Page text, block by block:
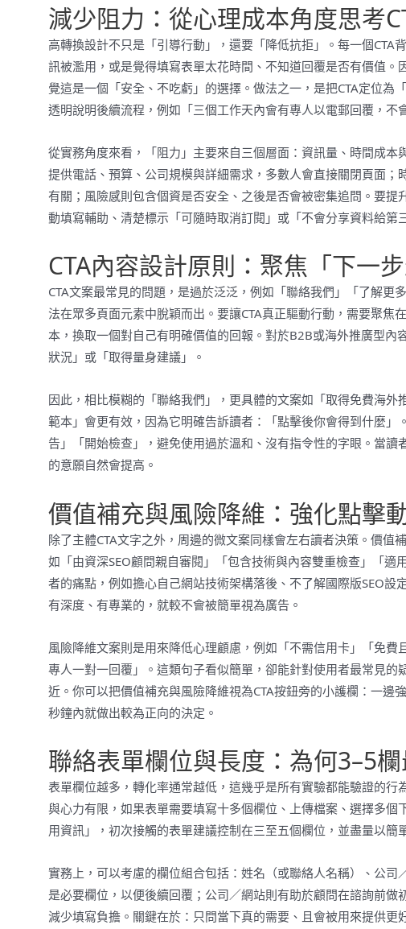
減少阻力：從心理成本角度思考
高轉換設計不只是「引導行動」，還要「降低抗拒」。每一個
訊被濫用，或是覺得填寫表單太花時間、不知道回覆是否有價值
覺這是一個「安全、不吃虧」的選擇。做法之一，是把CTA定位
透明說明後續流程，例如「三個工作天內會有專人以電郵回覆，不
從實務角度來看，「阻力」主要來自三個層面：資訊量、時間成
提供電話、預算、公司規模與詳細需求，多數人會直接關閉頁面
有關；風險感則包含個資是否安全、之後是否會被密集追問。要
動填寫輔助、清楚標示「可隨時取消訂閱」或「不會分享資料給第
CTA內容設計原則：聚焦「下一步
CTA文案最常見的問題，是過於泛泛，例如「聯絡我們」「了解
法在眾多頁面元素中脫穎而出。要讓CTA真正驅動行動，需要聚
本，換取一個對自己有明確價值的回報。對於B2B或海外推廣型
狀況」或「取得量身建議」。
因此，相比模糊的「聯絡我們」，更具體的文案如「取得免費海
範本」會更有效，因為它明確告訴讀者：「點擊後你會得到什麼
告」「開始檢查」，避免使用過於溫和、沒有指令性的字眼。當
的意願自然會提高。
價值補充與風險降維：強化點擊
除了主體CTA文字之外，周邊的微文案同樣會左右讀者決策。價
如「由資深SEO顧問親自審閱」「包含技術與內容雙重檢查」「
者的痛點，例如擔心自己網站技術架構落後、不了解國際版SEO
有深度、有專業的，就較不會被簡單視為廣告。
風險降維文案則是用來降低心理顧慮，例如「不需信用卡」「免
專人一對一回覆」。這類句子看似簡單，卻能針對使用者最常見
近。你可以把價值補充與風險降維視為CTA按鈕旁的小護欄：一
秒鐘內就做出較為正向的決定。
聯絡表單欄位與長度：為何3–5
表單欄位越多，轉化率通常越低，這幾乎是所有實驗都能驗證的
與心力有限，如果表單需要填寫十多個欄位、上傳檔案、選擇多
用資訊」，初次接觸的表單建議控制在三至五個欄位，並盡量以簡
實務上，可以考慮的欄位組合包括：姓名（或聯絡人名稱）、公
是必要欄位，以便後續回覆；公司／網站則有助於顧問在諮詢前
減少填寫負擔。關鍵在於：只問當下真的需要、且會被用來提供